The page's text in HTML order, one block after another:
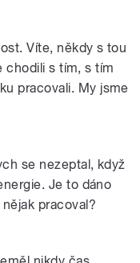
Víte, někdy s tou
chodili s tím, s tím
pracovali. My jsme
se nezeptal, když
Je to dáno
pracoval?